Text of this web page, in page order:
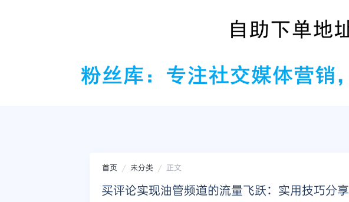
首页 未分类 正文
买评论实现油管频道的流量飞跃：实用技巧分享